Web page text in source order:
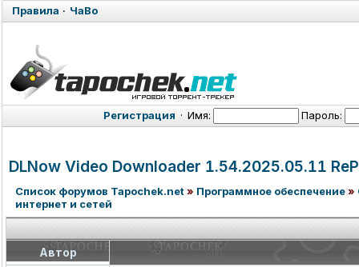
Правила · ЧаВо
Регистрация · Имя: Пароль:
DLNow Video Downloader 1.54.2025.05.11
Список форумов Tapochek.net» Программное обеспечение»
интернет и сетей
Автор